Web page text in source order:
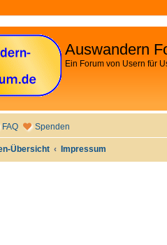
Auswandern
Ein Forum von Usern für
FAQ Spenden
Übersicht Impressum